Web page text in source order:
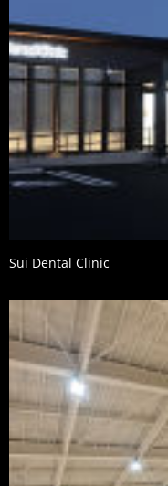
Sui Dental Clinic